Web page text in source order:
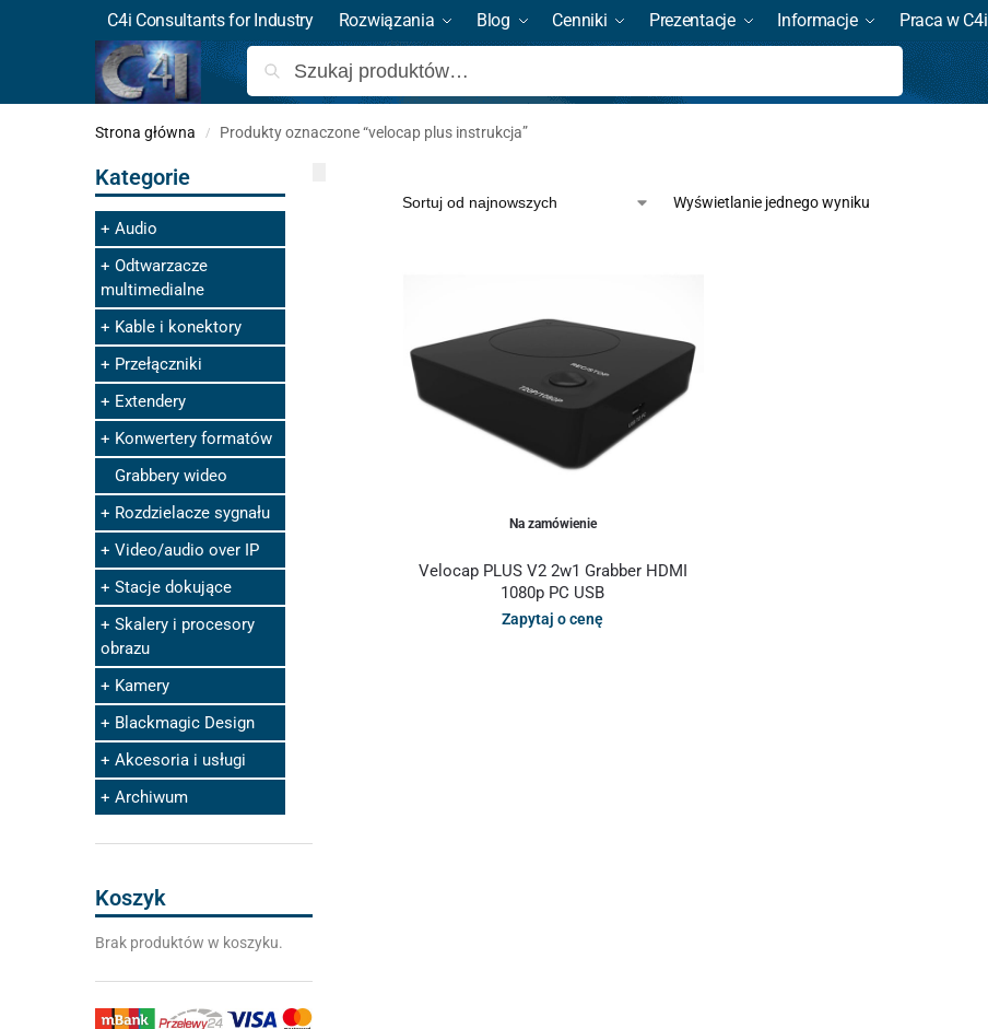
C4i Consultants for Industry Rozwiązania Blog Cenniki Prezentacje Informacje Praca w C4i
Szukaj
Strona główna / Produkty oznaczone “velocap plus instrukcja”
Wyświetlanie jednego wyniku
Na zamówienie
Velocap PLUS V2 2w1 Grabber HDMI
1080p PC USB
Zapytaj o cenę
Kategorie
Audio
Odtwarzacze
multimedialne
Kable i konektory
Przełączniki
Extendery
Konwertery formatów
Grabbery wideo
Rozdzielacze sygnału
Video/audio over IP
Stacje dokujące
Skalery i procesory
obrazu
Kamery
Blackmagic Design
Akcesoria i usługi
Archiwum
Koszyk
Brak produktów w koszyku.